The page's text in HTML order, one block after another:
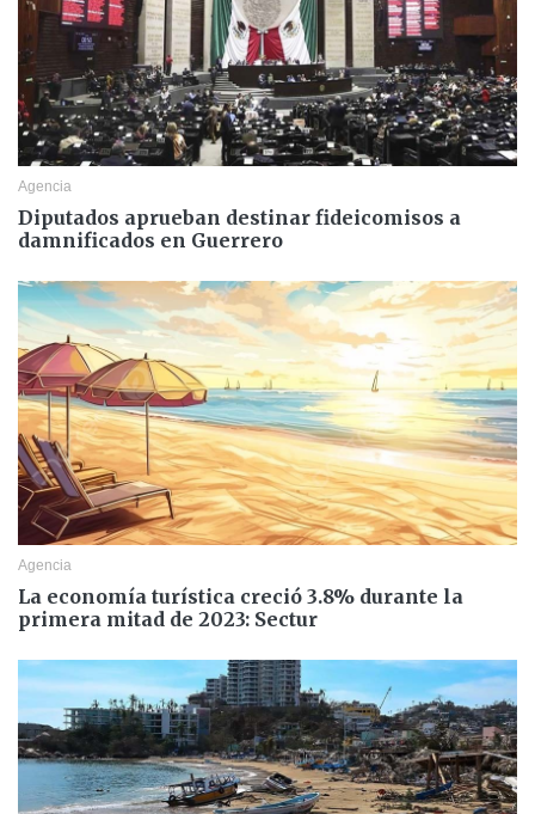
Agencia
Diputados aprueban destinar fideicomisos a
damnificados en Guerrero
Agencia
La economía turística creció 3.8% durante la
primera mitad de 2023: Sectur